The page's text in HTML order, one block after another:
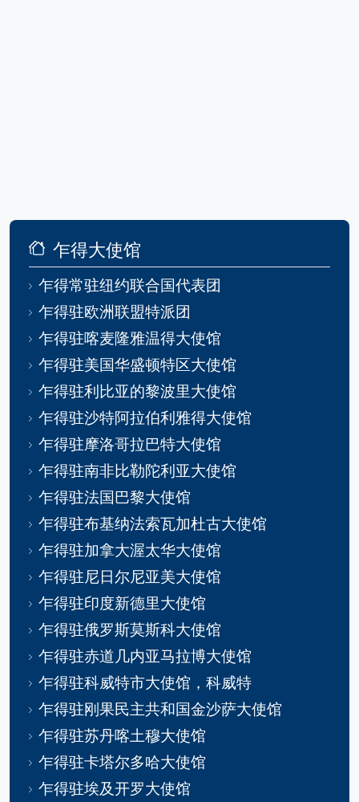
乍得大使馆
乍得常驻纽约联合国代表团
乍得驻欧洲联盟特派团
乍得驻喀麦隆雅温得大使馆
乍得驻美国华盛顿特区大使馆
乍得驻利比亚的黎波里大使馆
乍得驻沙特阿拉伯利雅得大使馆
乍得驻摩洛哥拉巴特大使馆
乍得驻南非比勒陀利亚大使馆
乍得驻法国巴黎大使馆
乍得驻布基纳法索瓦加杜古大使馆
乍得驻加拿大渥太华大使馆
乍得驻尼日尔尼亚美大使馆
乍得驻印度新德里大使馆
乍得驻俄罗斯莫斯科大使馆
乍得驻赤道几内亚马拉博大使馆
乍得驻科威特市大使馆，科威特
乍得驻刚果民主共和国金沙萨大使馆
乍得驻苏丹喀土穆大使馆
乍得驻卡塔尔多哈大使馆
乍得驻埃及开罗大使馆